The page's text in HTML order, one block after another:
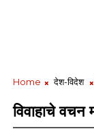
Home देश-विदेश
विवाहाचे वचन